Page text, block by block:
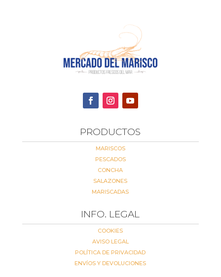
PRODUCTOS
MARISCOS
PESCADOS
CONCHA
SALAZONES
MARISCADAS
INFO. LEGAL
COOKIES
AVISO LEGAL
POLÍTICA DE PRIVACIDAD
ENVÍOS Y DEVOLUCIONES